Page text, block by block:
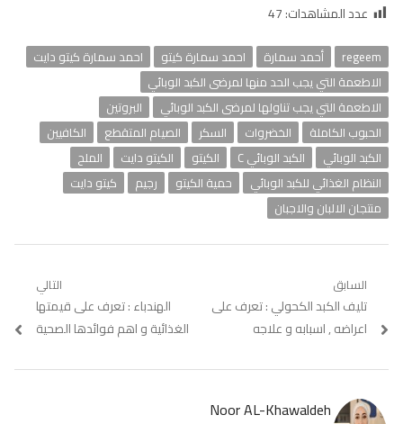
عدد المشاهدات:47
regeem أحمد سمارة احمد سمارة كيتو
احمد سمارة كيتو دايت
الاطعمة التي يجب الحد منها لمرضى الكبد الوبائي
الاطعمة التي يجب تناولها لمرضى الكبد الوبائي
البروتين
الحبوب الكاملة
الخضروات السكر الصيام المتقطع
الكافيين
الكبد الوبائي
الكبد الوبائي C الكيتو الكيتو دايت
الملح
النظام الغذائي للكبد الوبائي
حمية الكيتو رجيم
كيتو دايت
منتجان الالبان والاجبان
تصفّح
المقالات
السابق
Previous
post:
تليف الكبد الكحولي : تعرف على
اعراضه , اسبابه و علاجه
التالي
Next
post:
الهندباء : تعرف على قيمتها
الغذائية و اهم فوائدها الصحية
Noor AL-Khawaldeh